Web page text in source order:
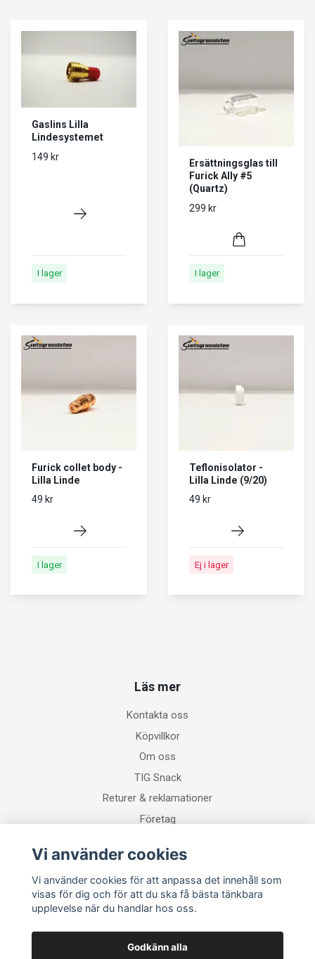
Gaslins Lilla
Lindesystemet
149 kr
I lager
Ersättningsglas till
Furick Ally #5
(Quartz)
299 kr
I lager
Furick collet body -
Lilla Linde
49 kr
I lager
Teflonisolator -
Lilla Linde (9/20)
49 kr
Ej i lager
Läs mer
Kontakta oss
Köpvillkor
Om oss
TIG Snack
Returer & reklamationer
Företag
Sociala medier
Vi använder cookies
Vi använder cookies för att anpassa det innehåll som
visas för dig och för att du ska få bästa tänkbara
upplevelse när du handlar hos oss.
Godkänn alla